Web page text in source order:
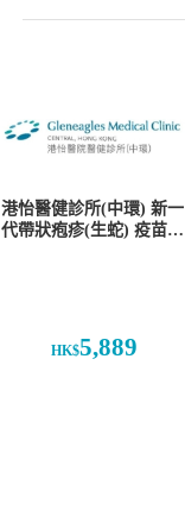
港怡醫健診所(中環) 新一
代帶狀疱疹(生蛇) 疫苗 (2
HK$5,889